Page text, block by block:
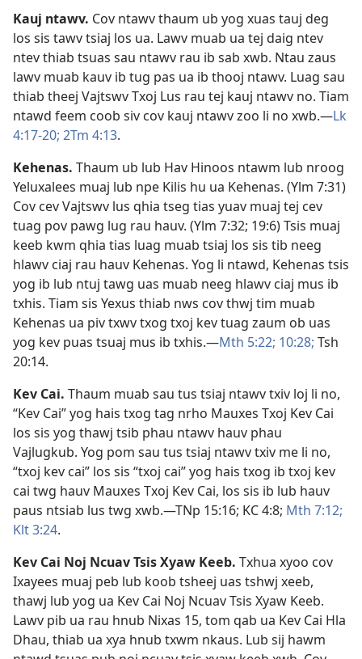
Kauj ntawv. Cov ntawv thaum ub yog xuas tauj deg
los sis tawv tsiaj los ua. Lawv muab ua tej daig ntev
ntev thiab tsuas sau ntawv rau ib sab xwb. Ntau zaus
lawv muab kauv ib tug pas ua ib thooj ntawv. Luag sau
thiab theej Vajtswv Txoj Lus rau tej kauj ntawv no. Tiam
ntawd feem coob siv cov kauj ntawv zoo li no xwb.​—Lk
4:17-20; 2Tm 4:13.
Kehenas. Thaum ub lub Hav Hinoos ntawm lub nroog
Yeluxalees muaj lub npe Kilis hu ua Kehenas. (Ylm 7:31)
Cov cev Vajtswv lus qhia tseg tias yuav muaj tej cev
tuag pov pawg lug rau hauv. (Ylm 7:32; 19:6) Tsis muaj
keeb kwm qhia tias luag muab tsiaj los sis tib neeg
hlawv ciaj rau hauv Kehenas. Yog li ntawd, Kehenas tsis
yog ib lub ntuj tawg uas muab neeg hlawv ciaj mus ib
txhis. Tiam sis Yexus thiab nws cov thwj tim muab
Kehenas ua piv txwv txog txoj kev tuag zaum ob uas
yog kev puas tsuaj mus ib txhis.​—Mth 5:22; 10:28; Tsh
20:14.
Kev Cai. Thaum muab sau tus tsiaj ntawv txiv loj li no,
“Kev Cai” yog hais txog tag nrho Mauxes Txoj Kev Cai
los sis yog thawj tsib phau ntawv hauv phau
Vajlugkub. Yog pom sau tus tsiaj ntawv txiv me li no,
“txoj kev cai” los sis “txoj cai” yog hais txog ib txoj kev
cai twg hauv Mauxes Txoj Kev Cai, los sis ib lub hauv
paus ntsiab lus twg xwb.​—TNp 15:16; KC 4:8; Mth 7:12;
Klt 3:24.
Kev Cai Noj Ncuav Tsis Xyaw Keeb. Txhua xyoo cov
Ixayees muaj peb lub koob tsheej uas tshwj xeeb,
thawj lub yog ua Kev Cai Noj Ncuav Tsis Xyaw Keeb.
Lawv pib ua rau hnub Nixas 15, tom qab ua Kev Cai Hla
Dhau, thiab ua xya hnub txwm nkaus. Lub sij hawm